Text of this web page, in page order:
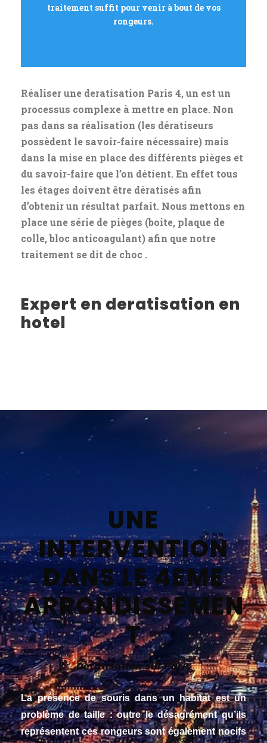
traitement suffit pour venir à bout de vos
rongeurs.
Réaliser une deratisation Paris 4, un est un
processus complexe à mettre en place. Non
pas dans sa réalisation (les dératiseurs
possèdent le savoir-faire nécessaire) mais
dans la mise en place des différents pièges et
du savoir-faire que l’on détient. En effet tous
les étages doivent être dératisés afin
d’obtenir un résultat parfait. Nous mettons en
place une série de pièges (boite, plaque de
colle, bloc anticoagulant) afin que notre
traitement se dit de choc .
Expert en deratisation en
hotel
UNE
INTERVENTION
DANS LE 4EME
ARRONDISSEMEN
T
Deratisation sur Paris
La présence de souris dans un habitat est un
problème de taille : outre le désagrément qu’ils
représentent ces rongeurs sont également nocifs